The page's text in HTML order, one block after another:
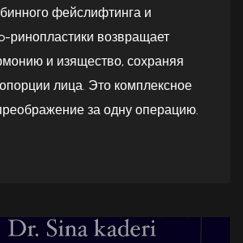
фейслифтинга и
ринопластики возвращает
и изящество, сохраняя
лица. Это комплексное
за одну операцию.